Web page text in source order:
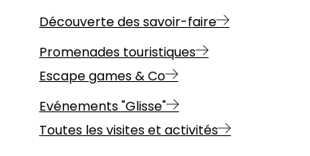
Découverte des savoir-faire
Promenades touristiques
Escape games & Co
Evénements "Glisse"
Toutes les visites et activités